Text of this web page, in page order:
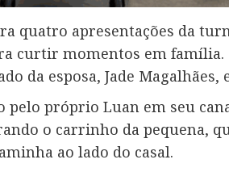
quatro apresentações da
curtir momentos em família.
da esposa, Jade Magalhães,
próprio Luan em seu
o carrinho da pequena,
ao lado do casal.